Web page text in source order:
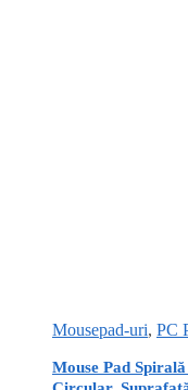
Mousepad-uri, PC
Mouse Pad